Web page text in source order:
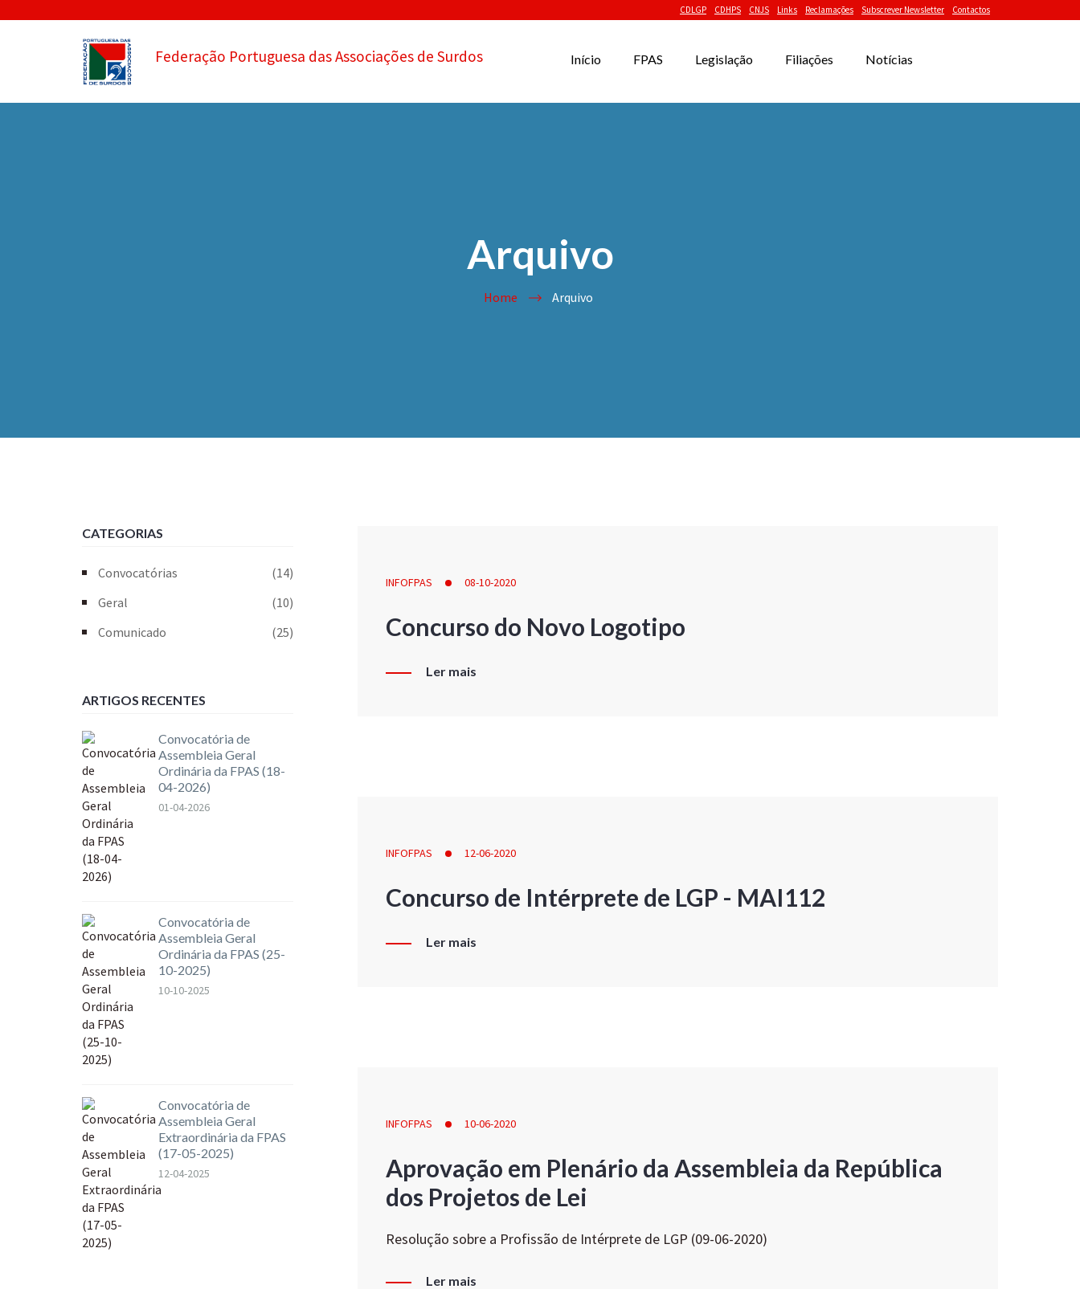
CDLGP CDHPS CNJS Links Reclamações Subscrever Newsletter Contactos
Federação Portuguesa das Associações de Surdos Início FPAS Legislação Filiações Notícias
Arquivo
Home Arquivo
INFOFPAS 08-10-2020
Concurso do Novo Logotipo
Ler mais
INFOFPAS 12-06-2020
Concurso de Intérprete de LGP - MAI112
Ler mais
INFOFPAS 10-06-2020
Aprovação em Plenário da Assembleia da República
dos Projetos de Lei
Resolução sobre a Profissão de Intérprete de LGP (09-06-2020)
Ler mais
CATEGORIAS
Convocatórias
(14)
Geral
(10)
Comunicado
(25)
ARTIGOS RECENTES
Convocatória de
Assembleia Geral
Ordinária da FPAS (18-
04-2026)
01-04-2026
Convocatória de
Assembleia Geral
Ordinária da FPAS (25-
10-2025)
10-10-2025
Convocatória de
Assembleia Geral
Extraordinária da FPAS
(17-05-2025)
12-04-2025